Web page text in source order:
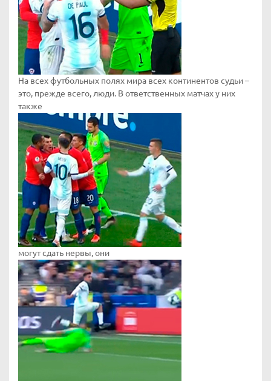
На всех футбольных полях мира всех континентов судьи –
это, прежде всего, люди. В ответственных матчах у них
также
могут сдать нервы, они